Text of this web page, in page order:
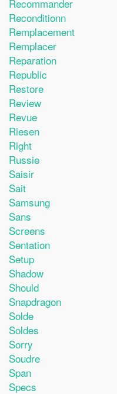
Recommander
Reconditionn
Remplacement
Remplacer
Reparation
Republic
Restore
Review
Revue
Riesen
Right
Russie
Saisir
Sait
Samsung
Sans
Screens
Sentation
Setup
Shadow
Should
Snapdragon
Solde
Soldes
Sorry
Soudre
Span
Specs